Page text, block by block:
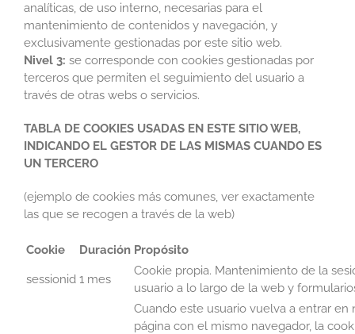
analíticas, de uso interno, necesarias para el
mantenimiento de contenidos y navegación, y
exclusivamente gestionadas por este sitio web.
Nivel 3: se corresponde con cookies gestionadas por
terceros que permiten el seguimiento del usuario a
través de otras webs o servicios.
TABLA DE COOKIES USADAS EN ESTE SITIO WEB,
INDICANDO EL GESTOR DE LAS MISMAS CUANDO ES
UN TERCERO
(ejemplo de cookies más comunes, ver exactamente
las que se recogen a través de la web)
Cookie Duración Propósito
sessionid 1 mes
Cookie propia. Mantenimiento de la
usuario a lo largo de la web y
Cuando este usuario vuelva a entrar en
página con el mismo navegador, la